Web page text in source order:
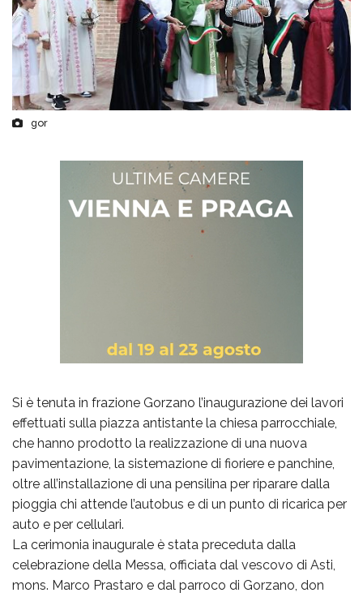
gor
Si è tenuta in frazione Gorzano l’inaugurazione dei lavori
effettuati sulla piazza antistante la chiesa parrocchiale,
che hanno prodotto la realizzazione di una nuova
pavimentazione, la sistemazione di fioriere e panchine,
oltre all’installazione di una pensilina per riparare dalla
pioggia chi attende l’autobus e di un punto di ricarica per
auto e per cellulari.
La cerimonia inaugurale è stata preceduta dalla
celebrazione della Messa, officiata dal vescovo di Asti,
mons. Marco Prastaro e dal parroco di Gorzano, don